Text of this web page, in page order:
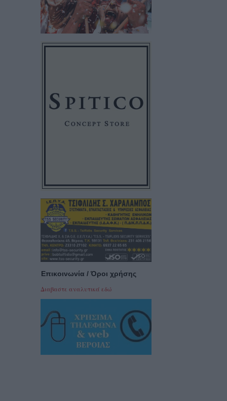
Επικοινωνία / Όροι χρήσης
Διαβαστε αναλυτικά εδώ